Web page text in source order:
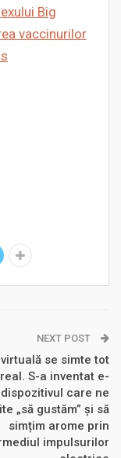
Big
vaccinurilor
NEXT POST
se simte tot
S-a inventat e-
care ne
„să gustăm” și să
simțim arome prin
impulsurilor